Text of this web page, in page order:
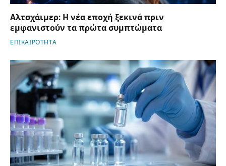
Αλτσχάιμερ: Η νέα εποχή ξεκινά πριν
εμφανιστούν τα πρώτα συμπτώματα
ΕΠΙΚΑΙΡΟΤΗΤΑ